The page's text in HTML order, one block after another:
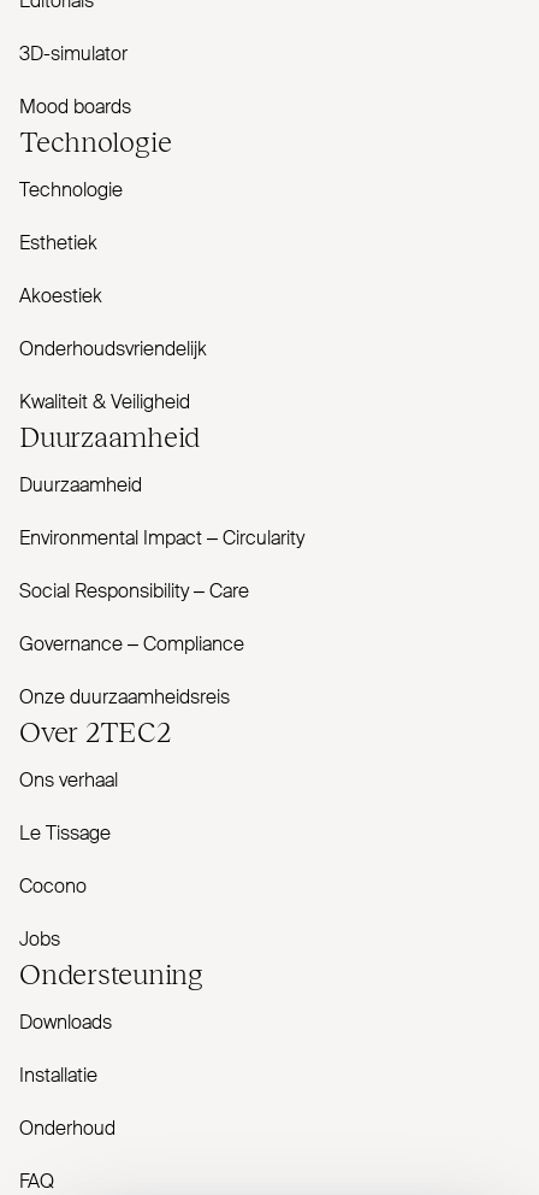
3D-simulator
Mood boards
Tech­nologie
Technologie
Esthetiek
Akoestiek
Onderhoudsvriendelijk
Kwaliteit & Veiligheid
Duur­zaamheid
Duurzaamheid
Envi­ronmental Impact – Cir­cularity
Social Responsibility – Care
Governance – Com­pliance
Onze duurzaamheidsreis
Over 2TEC2
Ons verhaal
Le Tissage
Cocono
Jobs
Onder­steuning
Downloads
Installatie
Onderhoud
FAQ